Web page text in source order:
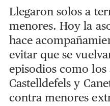
Llegaron solos a
menores. Hoy la
hace
evitar que se
episodios como los
Castelldefels y
contra menores